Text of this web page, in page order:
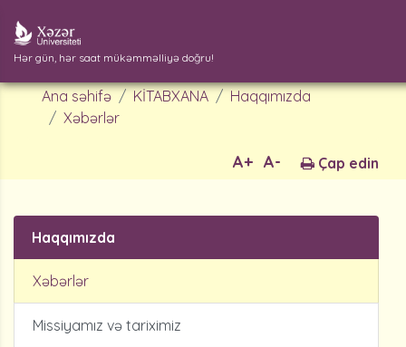
Hər gün, hər saat mükəmməlliyə doğru!
Ana səhifə KİTABXANA
Haqqımızda
Xəbərlər
Çap edin
A-
A+
Haqqımızda
Xəbərlər
Missiyamız və tariximiz